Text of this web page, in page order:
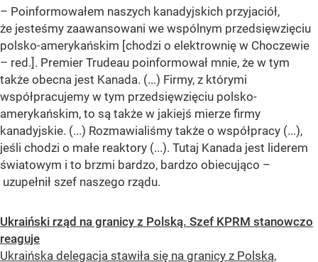
– Poinformowałem naszych kanadyjskich przyjaciół,
że jesteśmy zaawansowani we wspólnym przedsięwzięciu
polsko-amerykańskim [chodzi o elektrownię w Choczewie
– red.]. Premier Trudeau poinformował mnie, że w tym
także obecna jest Kanada. (...) Firmy, z którymi
współpracujemy w tym przedsięwzięciu polsko-
amerykańskim, to są także w jakiejś mierze firmy
kanadyjskie. (...) Rozmawialiśmy także o współpracy (...),
jeśli chodzi o małe reaktory (...). Tutaj Kanada jest liderem
światowym i to brzmi bardzo, bardzo obiecująco –
uzupełnił szef naszego rządu.
Ukraiński rząd na granicy z Polską. Szef KPRM stanowczo
reaguje
Ukraińska delegacja stawiła się na granicy z Polską,